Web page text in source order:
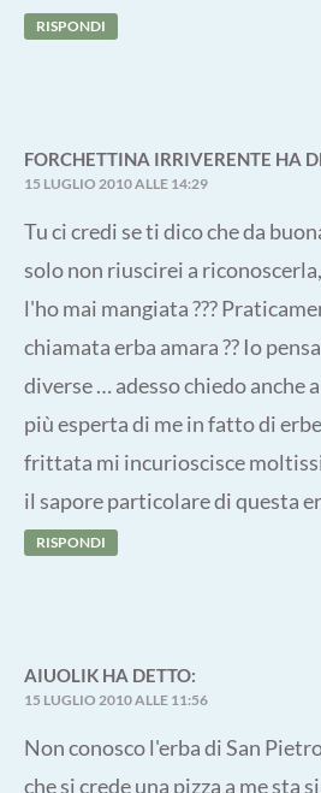
RISPONDI
FORCHETTINA IRRIVERENTE HA
15 LUGLIO 2010 ALLE 14:29
Tu ci credi se ti dico che da
solo non riuscirei a
l'ho mai mangiata ???
chiamata erba amara ?? Io
diverse … adesso chiedo anche
più esperta di me in fatto di
frittata mi incurioscisce
il sapore particolare di questa
RISPONDI
AIUOLIK HA DETTO:
15 LUGLIO 2010 ALLE 11:56
Non conosco l'erba di San
che si crede una pizza a me sta